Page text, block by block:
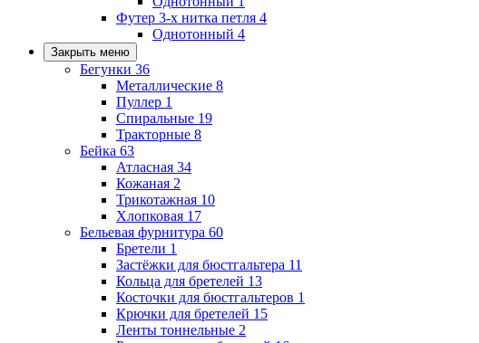
Футер 3-х нитка петля 4
Однотонный 4
Закрыть меню
Бегунки 36
Металлические 8
Пуллер 1
Спиральные 19
Тракторные 8
Бейка 63
Атласная 34
Кожаная 2
Трикотажная 10
Хлопковая 17
Бельевая фурнитура 60
Бретели 1
Застёжки для бюстгальтера 11
Кольца для бретелей 13
Косточки для бюстгальтеров 1
Крючки для бретелей 15
Ленты тоннельные 2